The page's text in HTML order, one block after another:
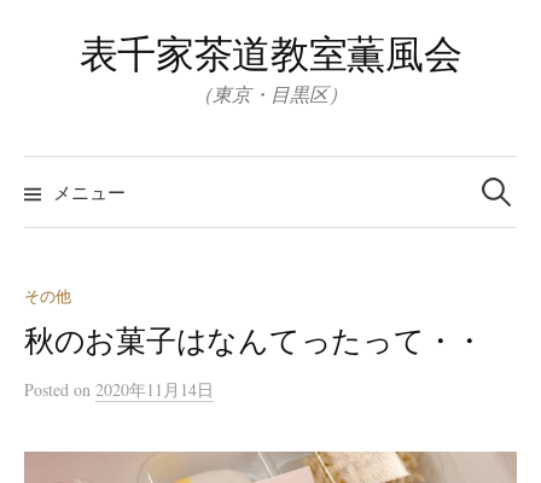
プ
表千家茶道教室薫風会
（東京・目黒区）
メニュー
検
索:
その他
秋のお菓子はなんてったって・・
Posted on 2020年11月14日